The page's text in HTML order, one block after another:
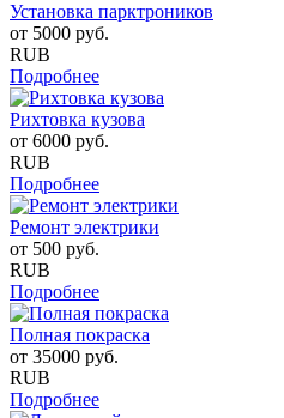
Установка парктроников
от 5000 руб.
RUB
Подробнее
Рихтовка кузова
от 6000 руб.
RUB
Подробнее
Ремонт электрики
от 500 руб.
RUB
Подробнее
Полная покраска
от 35000 руб.
RUB
Подробнее